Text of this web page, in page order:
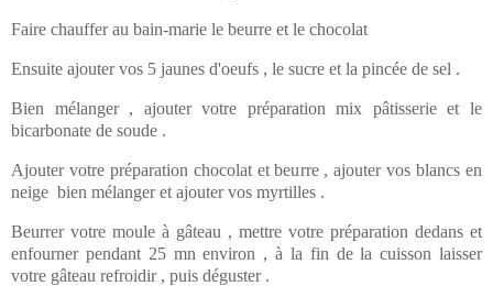
Faire chauffer au bain-marie le beurre et le chocolat
Ensuite ajouter vos 5 jaunes d'oeufs , le sucre et la pincée de sel .
Bien mélanger , ajouter votre préparation mix pâtisserie et le
bicarbonate de soude .
Ajouter votre préparation chocolat et beurre , ajouter vos blancs en
neige bien mélanger et ajouter vos myrtilles .
Beurrer votre moule à gâteau , mettre votre préparation dedans et
enfourner pendant 25 mn environ , à la fin de la cuisson laisser
votre gâteau refroidir , puis déguster .